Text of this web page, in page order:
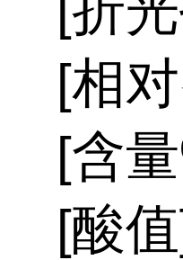
[相
[含
[酸